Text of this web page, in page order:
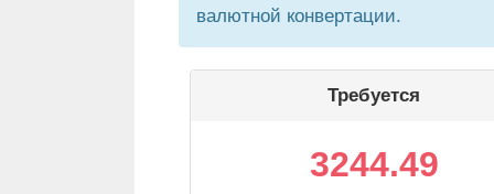
валютной конвертации.
Требуется
3244.49